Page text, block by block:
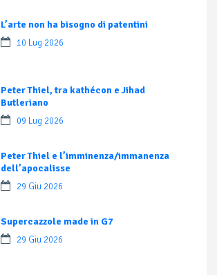
L’arte non ha bisogno di patentini
10 Lug 2026
Peter Thiel, tra kathécon e Jihad
Butleriano
09 Lug 2026
Peter Thiel e l’imminenza/immanenza
dell’apocalisse
29 Giu 2026
Supercazzole made in G7
29 Giu 2026